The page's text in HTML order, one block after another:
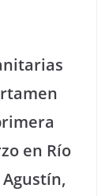
en Río